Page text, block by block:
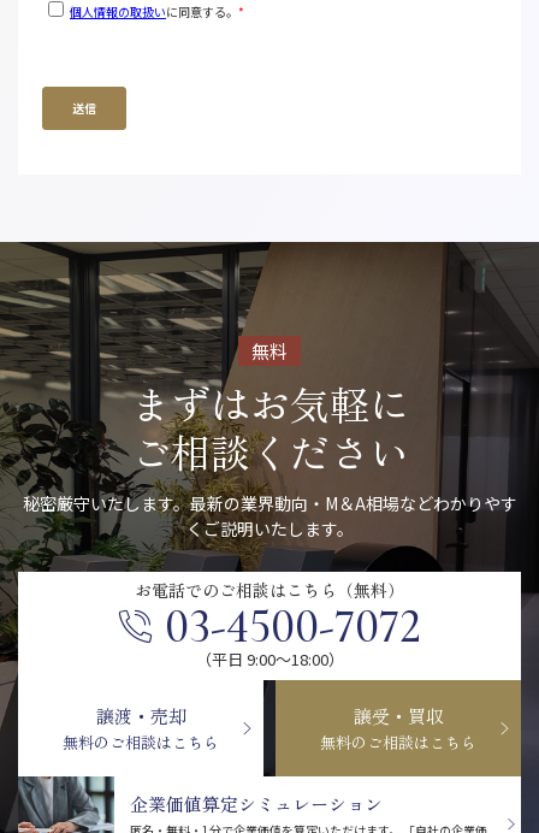
無料
まずはお気軽に
ご相談ください
秘密厳守いたします。最新の業界動向・M＆A相場などわかりやす
くご説明いたします。
お電話での ご相談はこちら（無料）
03-4500-7072
（平日 9:00〜18:00）
譲渡・売却
無料のご相談はこちら
譲受・買収
無料のご相談はこちら
企業価値算定シミュレーション